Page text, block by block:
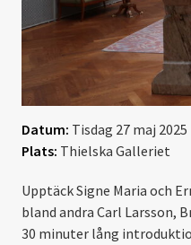
Datum: Tisdag 27 maj 2025
Plats: Thielska Galleriet
Upptäck Signe Maria och
bland andra Carl Larsson,
30 minuter lång